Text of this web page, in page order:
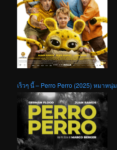
เร็วๆ นี้ – Perro Perro (2025) หมาหนุ่ม